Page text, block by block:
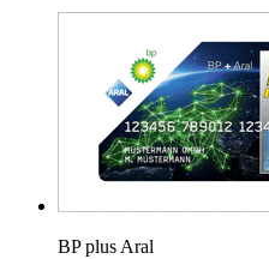
BP plus Aral